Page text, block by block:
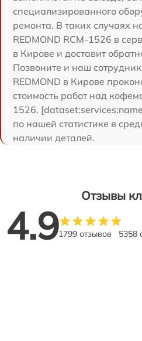
специализированного
ремонта. В таких случаях
REDMOND RCM-1526 в
в Кирове и доставит
Позвоните и наш
REDMOND в Кирове
стоимость работ над
1526.
по нашей статистике в
наличии деталей.
Отзывы
4.91799 отзывов 5358